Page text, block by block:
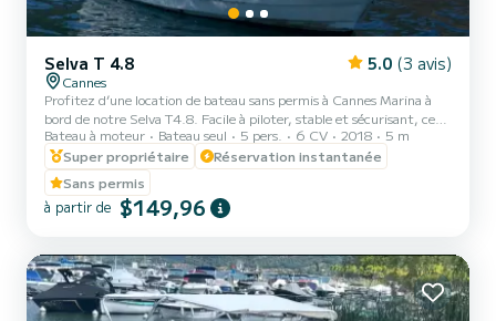
Selva T 4.8 5.0 (3 avis)
Cannes
Profitez d’une location de bateau sans permis à Cannes Marina à
bord de notre Selva T4.8. Facile à piloter, stable et sécurisant, ce
bateau est parfait pour une sortie en mer entre amis, en couple ou
en famille, même sans expérience. Une prise en main rapide vous
sera expliquée avant le départ pour naviguer en toute tranquillité.
Partez à la découverte de la baie de Cannes, longez le littoral de
l'Esterel ou bien explorez les îles de Lerins et profitez d’un moment
Bateau à moteur Bateau seul 5 pers. 6 CV 2018
5 m
Super propriétaire
Réservation instantanée
Sans permis
à partir de $149,96